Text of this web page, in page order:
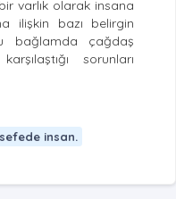
varlık olarak insana
ilişkin bazı belirgin
bağlamda çağdaş
sorunları
insan.